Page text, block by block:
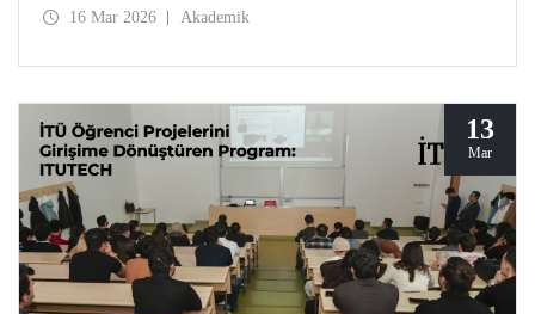
Demirel Kültür Merkezimizde düzenlendi.
16 Mar 2026 Akademik
13
Mar